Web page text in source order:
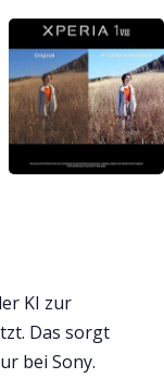
KI zur
Das sorgt
bei Sony.